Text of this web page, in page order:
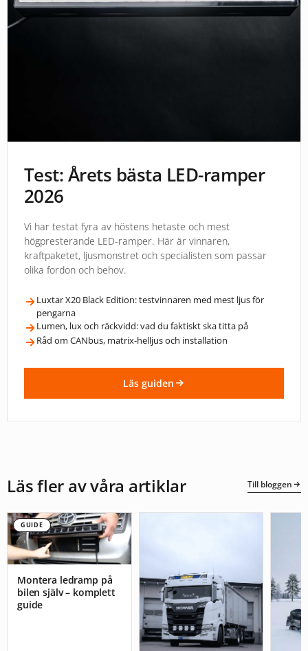
Test: Årets bästa LED-ramper
2026
Vi har testat fyra av höstens hetaste och mest
högpresterande LED-ramper. Här är vinnaren,
kraftpaketet, ljusmonstret och specialisten som passar
olika fordon och behov.
Luxtar X20 Black Edition: testvinnaren med mest ljus för
pengarna
Lumen, lux och räckvidd: vad du faktiskt ska titta på
Råd om CANbus, matrix-helljus och installation
Läs guiden
Läs fler av våra artiklar Till bloggen
GUIDE
Montera ledramp på
bilen själv – komplett
guide